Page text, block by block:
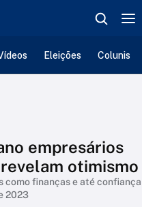
Eleições
empresários
otimismo
como finanças e até confiança
2023